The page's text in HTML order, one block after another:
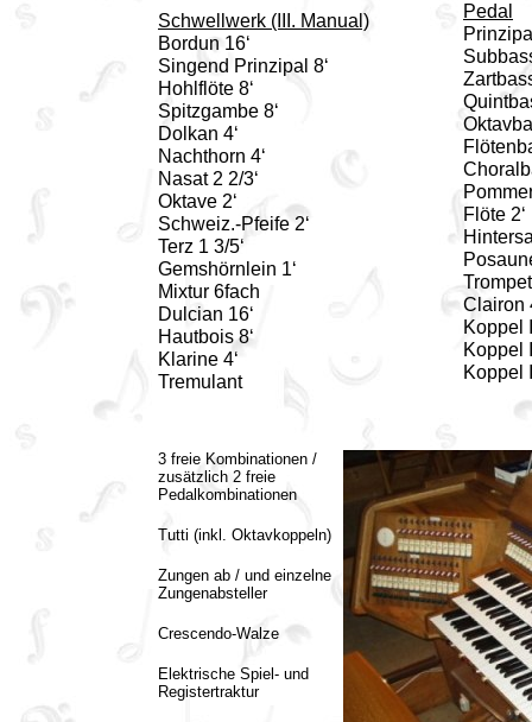
Schwellwerk (III. Manual)
Bordun 16‘
Singend Prinzipal 8‘
Hohlflöte 8‘
Spitzgambe 8‘
Dolkan 4‘
Nachthorn 4‘
Nasat 2 2/3‘
Oktave 2‘
Schweiz.-Pfeife 2‘
Terz 1 3/5‘
Gemshörnlein 1‘
Mixtur 6fach
Dulcian 16‘
Hautbois 8‘
Klarine 4‘
Tremulant
Pedal
Flöte 2‘
Clairon
Koppel
Koppel
Koppel
3 freie Kombinationen /
zusätzlich 2 freie
Pedalkombinationen
Tutti (inkl. Oktavkoppeln)
Zungen ab / und einzelne
Zungenabsteller
Crescendo-Walze
Elektrische Spiel- und
Registertraktur